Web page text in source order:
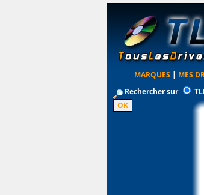
MARQUES | MES
Rechercher sur